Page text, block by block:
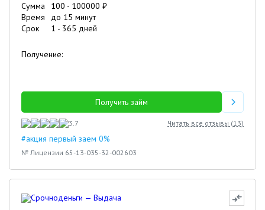
Сумма 100 - 100000 ₽
Время
до 15 минут
Срок
1 - 365 дней
Получение:
Получить займ
3.7 Читать все отзывы (13)
#акция первый заем 0%
№ Лицензии 65-13-035-32-002603